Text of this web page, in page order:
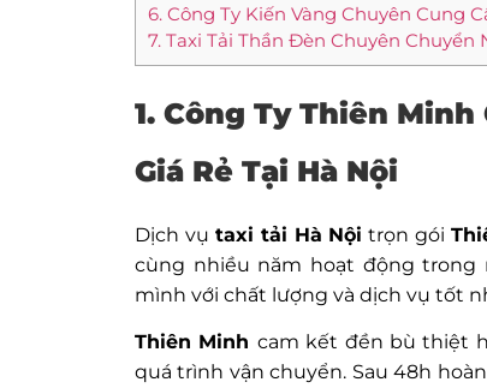
6. Công Ty Kiến Vàng Chuyên Cung
7. Taxi Tải Thần Đèn Chuyên Chuyển
1. Công Ty Thiên
Giá Rẻ Tại Hà Nội
Dịch vụ taxi tải Hà Nội trọn gói
cùng nhiều năm hoạt động trong
mình với chất lượng và dịch vụ tốt
Thiên Minh cam kết đền bù thiệt
quá trình vận chuyển. Sau 48h